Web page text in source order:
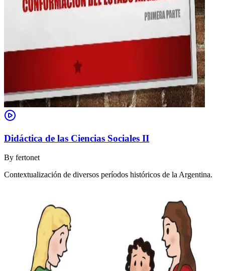
Didáctica de las Ciencias Sociales II
By fertonet
Contextualización de diversos períodos históricos de la Argentina.